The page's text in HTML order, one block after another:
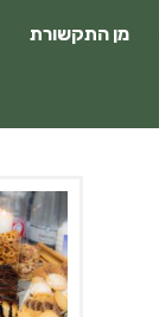
מן התקשורת